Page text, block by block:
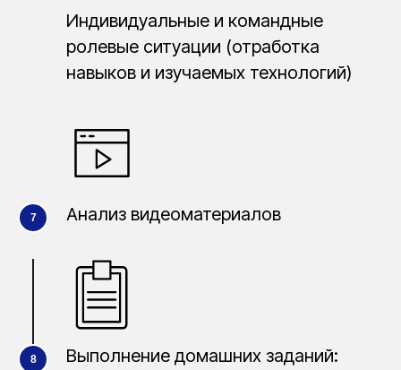
Индивидуальные и командные
ролевые ситуации (отработка
навыков и изучаемых технологий)
Анализ видеоматериалов
Выполнение домашних заданий: